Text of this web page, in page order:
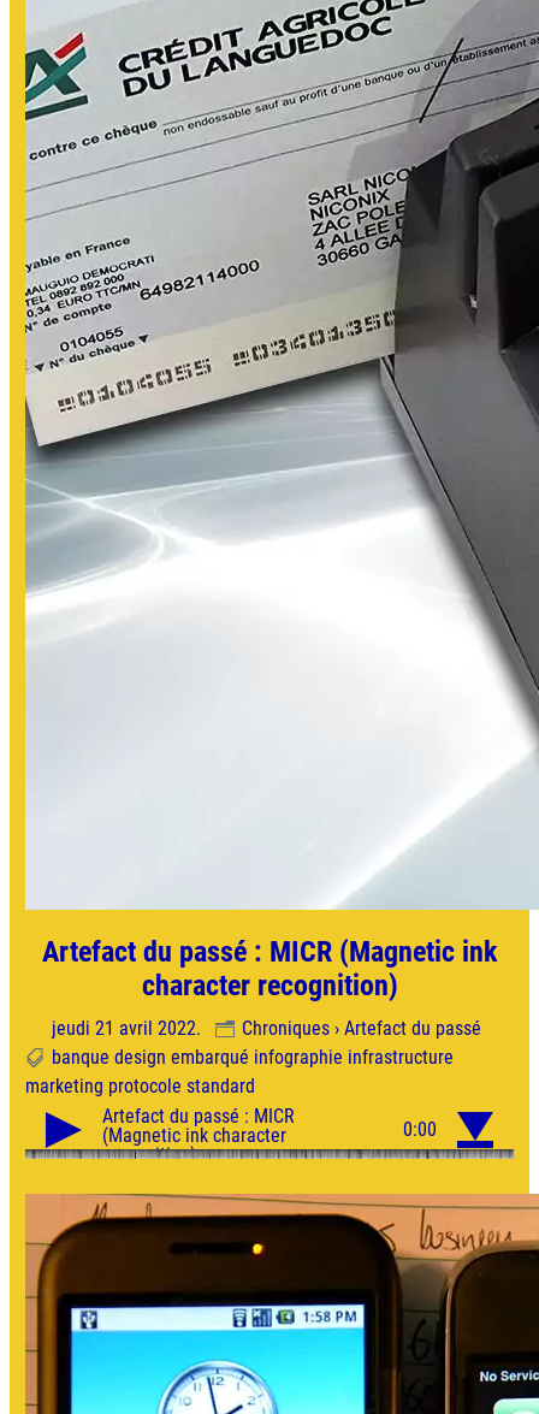
Artefact du passé : MICR (Magnetic ink
character recognition)
jeudi 21 avril 2022.
Chroniques › Artefact du passé
banque design embarqué infographie infrastructure
marketing protocole standard